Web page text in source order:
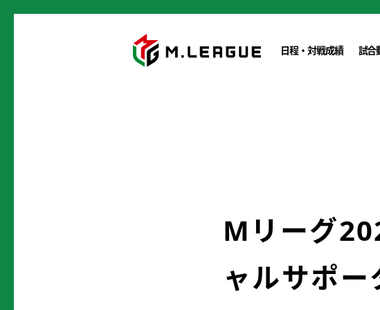
日程・対戦成績 試合
Mリーグ
ャルサポー